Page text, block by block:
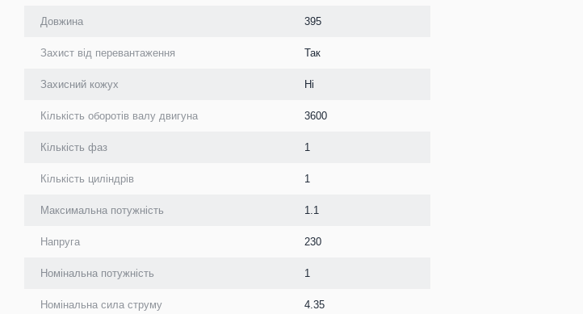
Довжина 395
Захист від перевантаження Так
Захисний кожух Ні
Кількість оборотів валу двигуна 3600
Кількість фаз 1
Кількість циліндрів 1
Максимальна потужність 1.1
Напруга 230
Номінальна потужність 1
Номінальна сила струму 4.35